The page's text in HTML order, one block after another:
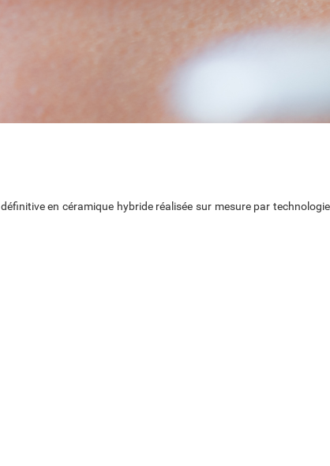
en céramique hybride réalisée sur mesure par technologie